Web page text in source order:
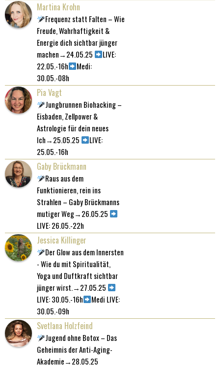
Martina Krohn
Frequenz statt Falten – Wie
Freude, Wahrhaftigkeit &
Energie dich sichtbar jünger
machen→24.05.25
LIVE:
22.05.-16h
Medi:
30.05.-08h
Pia Vagt
Jungbrunnen Biohacking –
Eisbaden, Zellpower &
Astrologie für dein neues
Ich→25.05.25
LIVE:
25.05.-16h
Gaby Brückmann
Raus aus dem
Funktionieren, rein ins
Strahlen – Gaby Brückmanns
mutiger Weg→26.05.25
LIVE: 26.05.-22h
Jessica Killinger
Der Glow aus dem Innersten
- Wie du mit Spiritualität,
Yoga und Duftkraft sichtbar
jünger wirst.→27.05.25
LIVE: 30.05.-16h
Medi LIVE:
30.05.-09h
Svetlana Holzfeind
Jugend ohne Botox – Das
Geheimnis der Anti-Aging-
Akademie→28.05.25